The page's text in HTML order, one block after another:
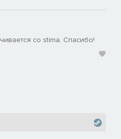
со stima. Спасибо!